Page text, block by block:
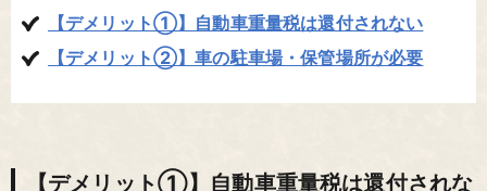
【デメリット①】自動車重量税は還付されない
【デメリット②】車の駐車場・保管場所が必要
【デメリット①】自動車重量税は還付されな